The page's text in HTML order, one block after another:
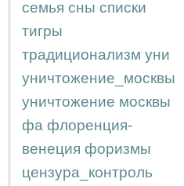
семья сны списки
тигры
традиционализм уни
уничтожение_москвы
уничтожение москвы
фа флоренция-
венеция форизмы
цензура_контроль